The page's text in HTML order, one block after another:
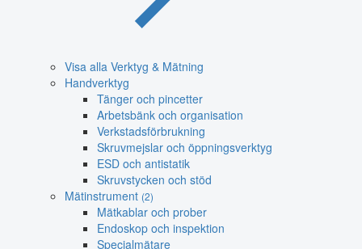
Visa alla Verktyg & Mätning
Handverktyg
Tänger och pincetter
Arbetsbänk och organisation
Verkstadsförbrukning
Skruvmejslar och öppningsverktyg
ESD och antistatik
Skruvstycken och stöd
Mätinstrument (2)
Mätkablar och prober
Endoskop och inspektion
Specialmätare